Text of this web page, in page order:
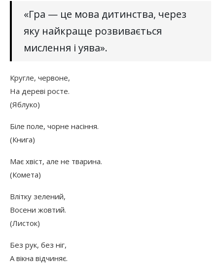
«Гра — це мова дитинства, через
яку найкраще розвивається
мислення і уява».
Кругле, червоне,
На дереві росте.
(Яблуко)
Біле поле, чорне насіння.
(Книга)
Має хвіст, але не тварина.
(Комета)
Влітку зелений,
Восени жовтий.
(Листок)
Без рук, без ніг,
А вікна відчиняє.